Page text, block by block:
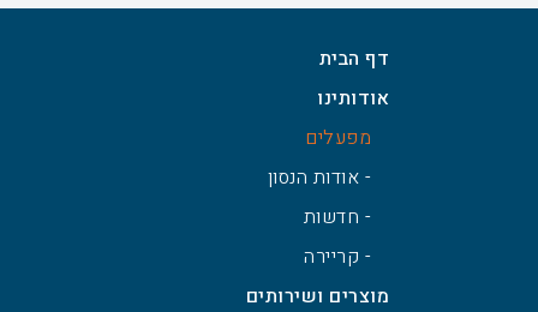
08-6750443/372
מפעל בטון
יהושע הצורף, אזור תעשייה באר שבע
דף הבית
אודותינו
מפעלים
- אודות הנסון
- חדשות
- קריירה
מוצרים ושירותים